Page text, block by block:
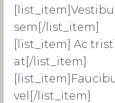
sem[/list_item]
[list_item] Ac
at[/list_item]
vel[/list_item]